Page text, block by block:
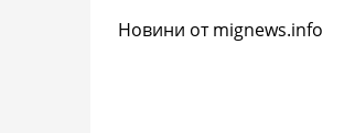
Новини от mignews.info